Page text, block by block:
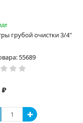
грубой очистки 3/4"
55689
₽